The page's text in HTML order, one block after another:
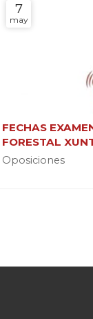
7
may
FECHAS
FORESTAL
JEFE DE
Oposiciones